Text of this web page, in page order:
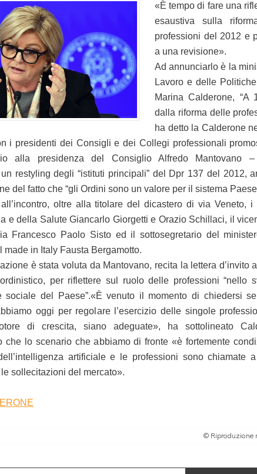
«È tempo di fare una
esaustiva sulla
professioni del 2012 e
a una revisione».
Ad annunciarlo è la
Lavoro e delle
Marina Calderone, “A
dalla riforma delle
ha detto la Calderone
i presidenti dei Consigli e dei Collegi professionali
alla presidenza del Consiglio Alfredo Mantovano
un restyling degli “istituti principali” del Dpr 137 del 2012,
del fatto che “gli Ordini sono un valore per il sistema
oltre alla titolare del dicastero di via Veneto, i
e della Salute Giancarlo Giorgetti e Orazio Schillaci, il
Francesco Paolo Sisto ed il sottosegretario del
made in Italy Fausta Bergamotto.
è stata voluta da Mantovano, recita la lettera d’invito
per riflettere sul ruolo delle professioni “nello
sociale del Paese”.«È venuto il momento di chiedersi
oggi per regolare l’esercizio delle singole
di crescita, siano adeguate», ha sottolineato
che lo scenario che abbiamo di fronte «è fortemente
artificiale e le professioni sono chiamate
sollecitazioni del mercato».
© Riproduzione